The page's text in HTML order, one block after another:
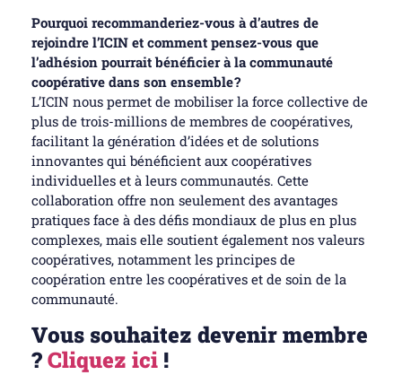
Pourquoi recommanderiez-vous à d’autres de
rejoindre l’ICIN et comment pensez-vous que
l’adhésion pourrait bénéficier à la communauté
coopérative dans son ensemble ?
L’ICIN nous permet de mobiliser la force collective de
plus de trois-millions de membres de coopératives,
facilitant la génération d’idées et de solutions
innovantes qui bénéficient aux coopératives
individuelles et à leurs communautés. Cette
collaboration offre non seulement des avantages
pratiques face à des défis mondiaux de plus en plus
complexes, mais elle soutient également nos valeurs
coopératives, notamment les principes de
coopération entre les coopératives et de soin de la
communauté.
Vous souhaitez devenir membre
?Cliquez ici !